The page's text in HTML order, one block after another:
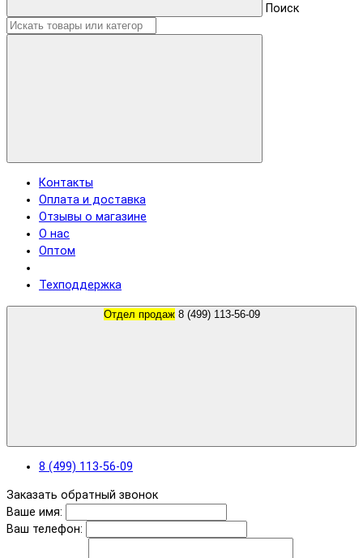
Поиск
Контакты
Оплата и доставка
Отзывы о магазине
О нас
Оптом
Техподдержка
Отдел продаж 8 (499) 113-56-09
8 (499) 113-56-09
Заказать обратный звонок
Ваше имя:
Ваш телефон: